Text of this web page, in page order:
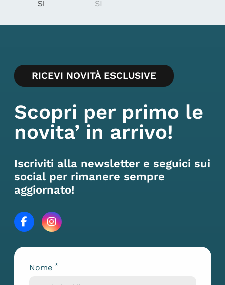
RICEVI NOVITÀ ESCLUSIVE
Scopri per primo le
novita’ in arrivo!
Iscriviti alla newsletter e seguici sui
social per rimanere sempre
aggiornato!
Lascia questo campo vuoto
Nome *